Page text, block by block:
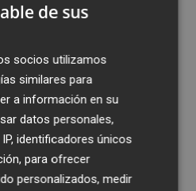
el primer destino
la Semana de la Juventud
€ netos al mes, el salario
una vivienda en Castellón
de sus
socios utilizamos
similares para
a información en su
datos personales,
identificadores únicos
para ofrecer
personalizados, medir